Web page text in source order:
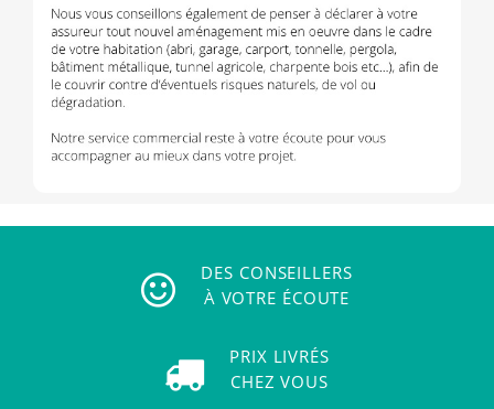
DES CONSEILLERS
À VOTRE ÉCOUTE
PRIX LIVRÉS
CHEZ VOUS